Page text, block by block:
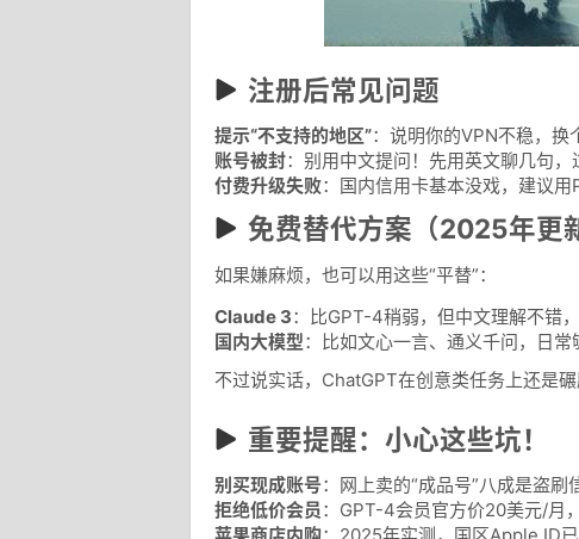
注册后常见问题
提示“不支持的地区”：说明你的VPN不稳，换
账号被封：别用中文提问！先用英文聊几句，
付费升级失败：国内信用卡基本没戏，建议
免费替代方案（2025年更
如果嫌麻烦，也可以用这些“平替”：
Claude 3：比GPT-4稍弱，但中文理解不错，
国内大模型：比如文心一言、通义千问，日常
不过说实话，ChatGPT在创意类任务上还是
重要提醒：小心这些坑！
别买现成账号：网上卖的“成品号”八成是盗刷
拒绝低价会员：GPT-4会员官方价20美元/月